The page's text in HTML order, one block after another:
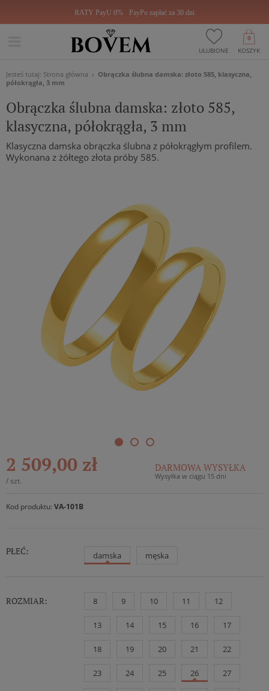
RATY PayU 0% PayPo zapłać za 30 dni
ULUBIONE KOSZYK
0
Jesteś tutaj: Strona główna
Obrączka ślubna damska: złoto 585, klasyczna,
półokrągła, 3 mm
Obrączka ślubna damska: złoto 585,
klasyczna, półokrągła, 3 mm
Klasyczna damska obrączka ślubna z półokrągłym profilem.
Wykonana z żółtego złota próby 585.
2 509,00 zł
/ szt.
DARMOWA WYSYŁKA
Wysyłka w ciągu 15 dni
Kod produktu: VA-101B
PŁEĆ: damska męska
ROZMIAR: 8 9 10 11 12
13 14 15 16 17
18 19 20 21 22
23 24 25 26 27